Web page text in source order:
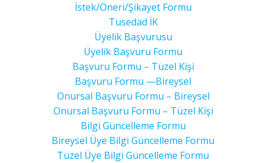
İstek/Öneri/Şikayet Formu
Tusedad İK
Üyelik Başvurusu
Üyelik Başvuru Formu
Başvuru Formu – Tüzel Kişi
Başvuru Formu —Bireysel
Onursal Başvuru Formu – Bireysel
Onursal Başvuru Formu – Tüzel Kişi
Bilgi Güncelleme Formu
Bireysel Üye Bilgi Güncelleme Formu
Tüzel Üye Bilgi Güncelleme Formu